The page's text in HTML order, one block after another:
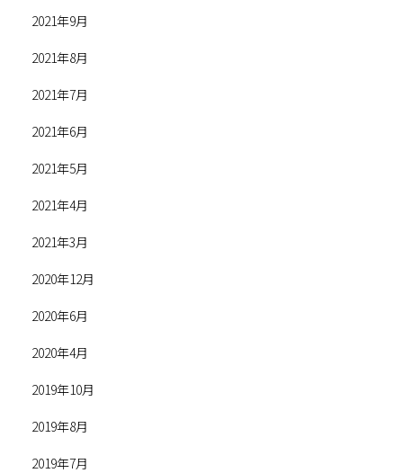
2021年9月
2021年8月
2021年7月
2021年6月
2021年5月
2021年4月
2021年3月
2020年12月
2020年6月
2020年4月
2019年10月
2019年8月
2019年7月